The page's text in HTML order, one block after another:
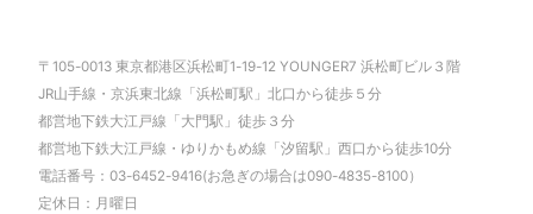
〒105-0013 東京都港区浜松町1-19-12 YOUNGER7 浜松町ビル３階
JR山手線・京浜東北線「浜松町駅」北口から徒歩５分
都営地下鉄大江戸線「大門駅」徒歩３分
都営地下鉄大江戸線・ゆりかもめ線「汐留駅」西口から徒歩10分
電話番号：03-6452-9416(お急ぎの場合は090-4835-8100）
定休日：月曜日